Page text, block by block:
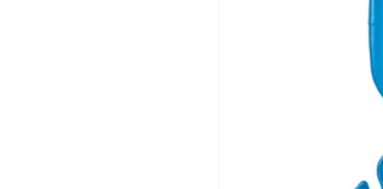
Arbetstemperatur: